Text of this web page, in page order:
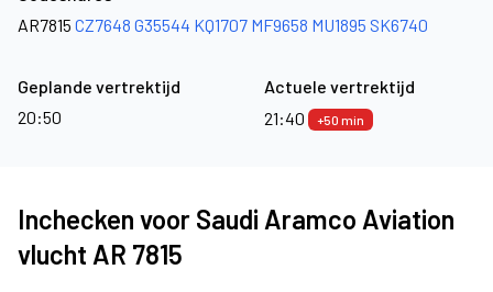
AR7815 CZ7648 G35544 KQ1707 MF9658 MU1895 SK6740
Geplande vertrektijd
20:50
Actuele vertrektijd
21:40
+50 min
Inchecken voor Saudi Aramco Aviation
vlucht AR 7815